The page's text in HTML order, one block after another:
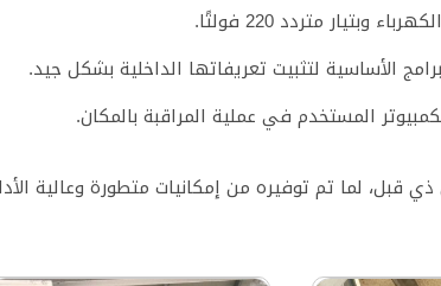
متردد 220 فولتًا.
الأساسية لتثبيت تعريفاتها الداخلية بشكل جيد.
المستخدم في عملية المراقبة بالمكان.
قبل، لما تم توفيره من إمكانيات متطورة وعالية